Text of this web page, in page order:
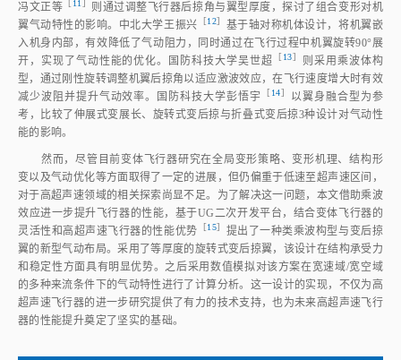
冯文正等 ［ 11］ 则通过调整飞行器后掠角与翼型厚度，探讨了组合变形对机
翼气动特性的影响。中北大学王振兴 ［12］ 基于轴对称机体设计，将机翼嵌
入机身内部，有效降低了气动阻力，同时通过在飞行过程中机翼旋转90°展
开，实现了气动性能的优化。国防科技大学吴世超 ［ 13］ 则采用乘波体构
型，通过刚性旋转调整机翼后掠角以适应激波效应，在飞行速度增大时有效
减少波阻并提升气动效率。国防科技大学彭悟宇 ［ 14］ 以翼身融合型为参
考，比较了伸展式变展长、旋转式变后掠与折叠式变后掠3种设计对气动性
能的影响。
然而，尽管目前变体飞行器研究在全局变形策略、变形机理、结构形
变以及气动优化等方面取得了一定的进展，但仍偏重于低速至超声速区间，
对于高超声速领域的相关探索尚显不足。为了解决这一问题，本文借助乘波
效应进一步提升飞行器的性能，基于UG二次开发平台，结合变体飞行器的
灵活性和高超声速飞行器的性能优势 ［15］ 提出了一种类乘波构型与变后掠
翼的新型气动布局。采用了等厚度的旋转式变后掠翼，该设计在结构承受力
和稳定性方面具有明显优势。之后采用数值模拟对该方案在宽速域/宽空域
的多种来流条件下的气动特性进行了计算分析。这一设计的实现，不仅为高
超声速飞行器的进一步研究提供了有力的技术支持，也为未来高超声速飞行
器的性能提升奠定了坚实的基础。